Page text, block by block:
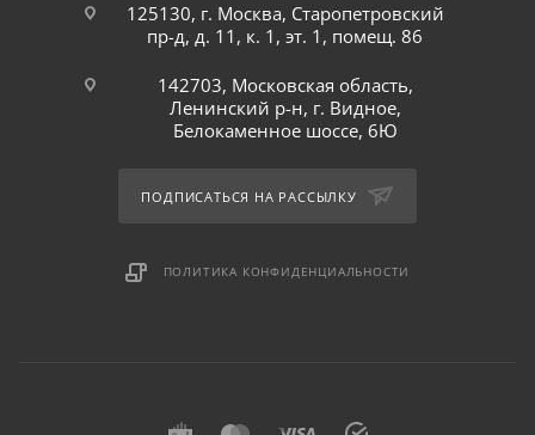
125130, г. Москва, Старопетровский
пр-д, д. 11, к. 1, эт. 1, помещ. 86
142703, Московская область,
Ленинский р-н, г. Видное,
Белокаменное шоссе, 6Ю
ПОДПИСАТЬСЯ НА РАССЫЛКУ
ПОЛИТИКА КОНФИДЕНЦИАЛЬНОСТИ